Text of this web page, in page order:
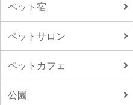
ペット宿
ペットサロン
ペットカフェ
公園